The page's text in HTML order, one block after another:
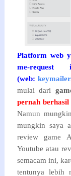
Platform web
me-
(web:
mulai dari
pernah
Namun
mungkin saya
review game
Youtube atau
semacam ini,
tentunya lebih